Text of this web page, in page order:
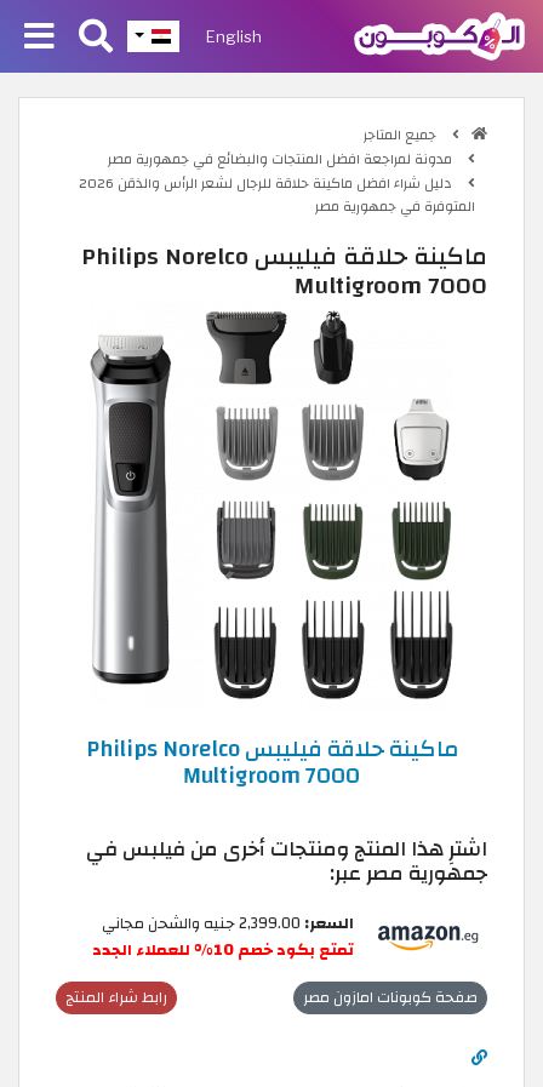
English
جميع المتاجر
مدونة لمراجعة افضل المنتجات والبضائع في جمهورية مصر
دليل شراء افضل ماكينة حلاقة للرجال لشعر الرأس والذقن 2026
المتوفرة في جمهورية مصر
ماكينة حلاقة فيليبس Philips Norelco
Multigroom 7000
ماكينة حلاقة فيليبس Philips Norelco
Multigroom 7000
اشترِ هذا المنتج ومنتجات أخرى من فيلبس في
جمهورية مصر عبر:
السعر: 2,399.00 جنيه والشحن مجاني
تمتع بكود خصم 10% للعملاء الجدد
رابط شراء المنتج صفحة كوبونات امازون مصر